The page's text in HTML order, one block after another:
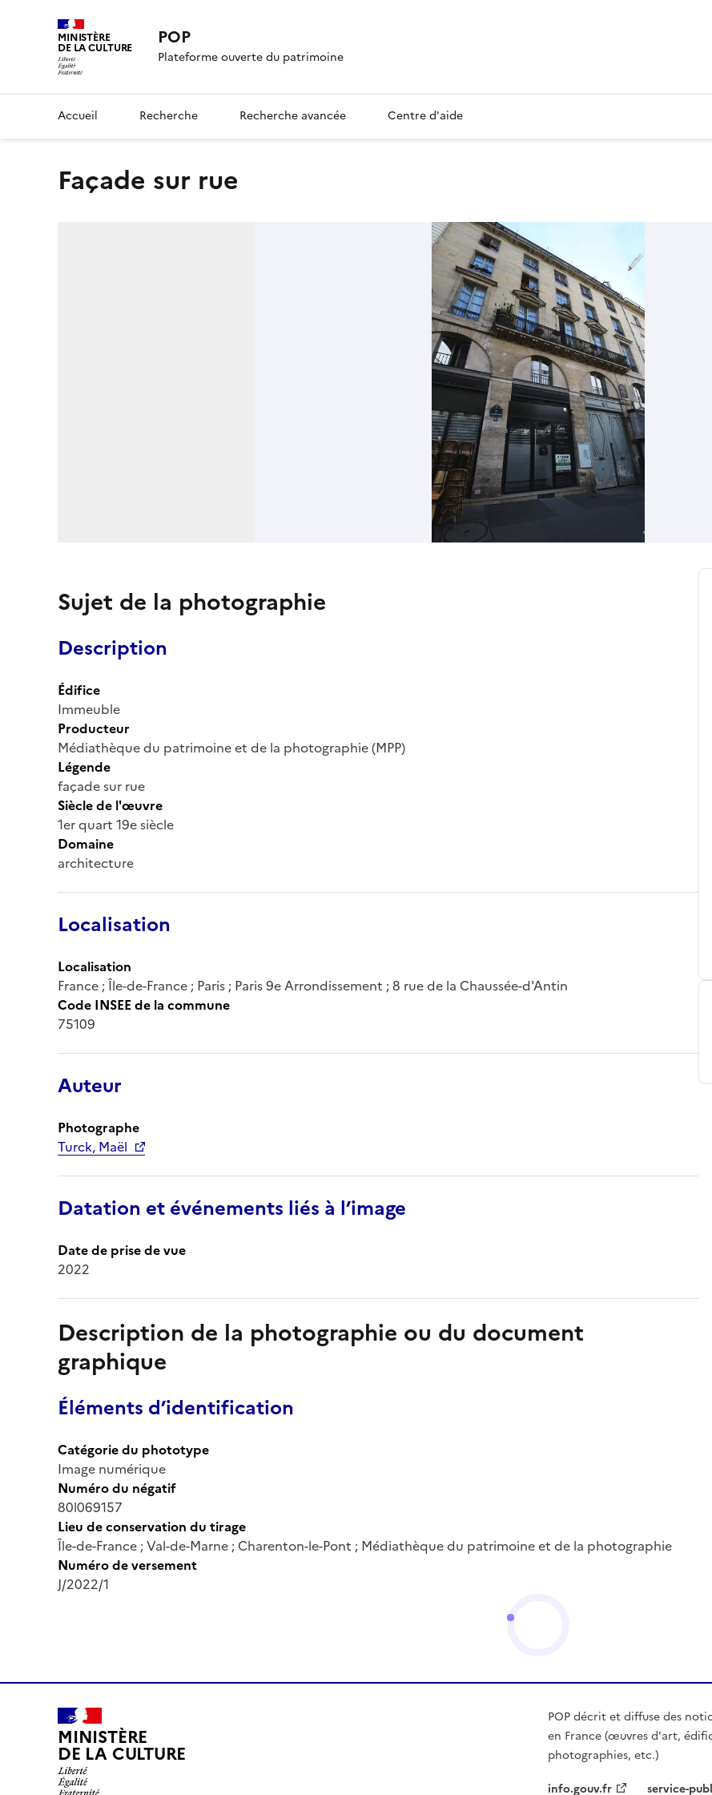
MINISTÈRE
DE LA CULTURE POP
Plateforme ouverte du patrimoine
Accueil Recherche Recherche avancée Centre d'aide
façade sur rue
Sujet de la photographie
Description
Édifice
Immeuble
Producteur
Médiathèque du patrimoine et de la photographie (MPP)
Légende
façade sur rue
Siècle de l'œuvre
1er quart 19e siècle
Domaine
architecture
Localisation
Localisation
France ; Île-de-France ; Paris ; Paris 9e Arrondissement ; 8 rue de la Chaussée-d'Antin
Code INSEE de la commune
75109
Auteur
Photographe
Turck, Maël
Datation et événements liés à l’image
Date de prise de vue
2022
Description de la photographie ou du document
graphique
Éléments d’identification
Catégorie du phototype
Image numérique
Numéro du négatif
80l069157
Lieu de conservation du tirage
Île-de-France ; Val-de-Marne ; Charenton-le-Pont ; Médiathèque du patrimoine et de la photographie
Numéro de versement
J/2022/1
MINISTÈRE
DE LA CULTURE
POP décrit et diffuse des
en France (œuvres d'art,
photographies, etc.)
info.gouv.fr
service-